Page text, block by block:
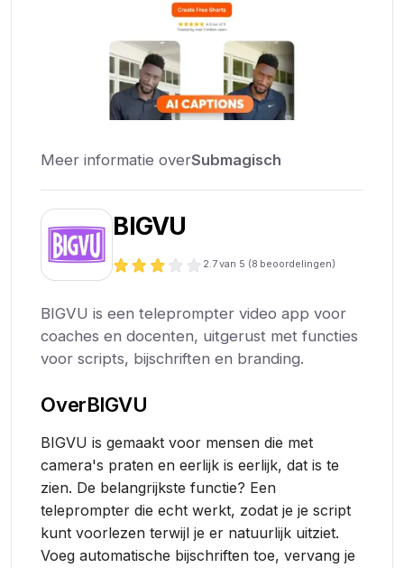
Meer informatie overSubmagisch
BIGVU
2.7van 5 (8 beoordelingen)
BIGVU is een teleprompter video app voor
coaches en docenten, uitgerust met functies
voor scripts, bijschriften en branding.
OverBIGVU
BIGVU is gemaakt voor mensen die met
camera's praten en eerlijk is eerlijk, dat is te
zien. De belangrijkste functie? Een
teleprompter die echt werkt, zodat je je script
kunt voorlezen terwijl je er natuurlijk uitziet.
Voeg automatische bijschriften toe, vervang je